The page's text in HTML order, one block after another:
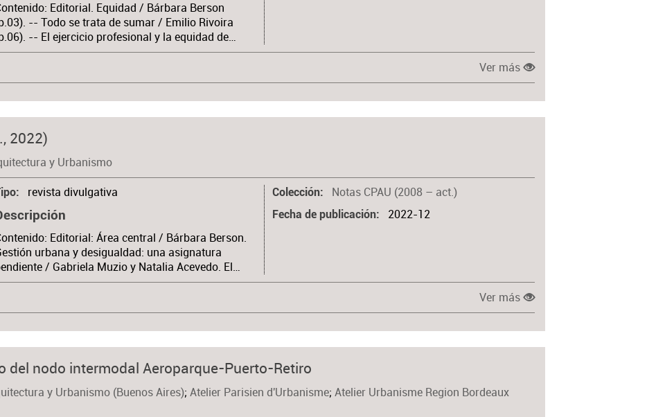
Editorial. Equidad / Bárbara Berson
-- Todo se trata de sumar / Emilio Rivoira
-- El ejercicio profesional y la equidad de…
Ver más
2022)
y Urbanismo
revista divulgativa
Editorial: Área central / Bárbara Berson.
urbana y desigualdad: una asignatura
/ Gabriela Muzio y Natalia Acevedo. El…
Colección Notas CPAU (2008 – act.)
Fecha de publicación 2022-12
Ver más
del nodo intermodal Aeroparque-Puerto-Retiro
y Urbanismo (Buenos Aires);Atelier Parisien d'Urbanisme;Atelier Urbanisme Region Bordeaux